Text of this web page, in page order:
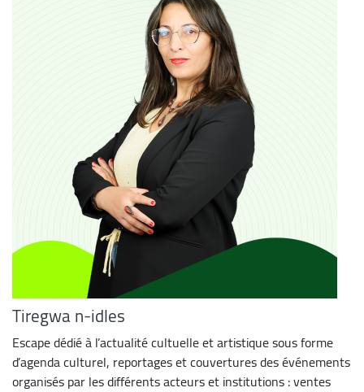
Tiregwa n-idles
Escape dédié à l’actualité cultuelle et artistique sous forme
d’agenda culturel, reportages et couvertures des événements
organisés par les différents acteurs et institutions : ventes